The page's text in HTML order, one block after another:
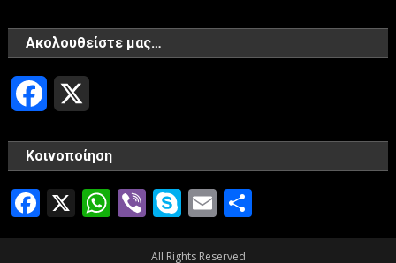
Ακολουθείστε μας…
Facebook
Κοινοποίηση
Facebook
X WhatsApp
ViberSkype
Email
All Rights Reserved